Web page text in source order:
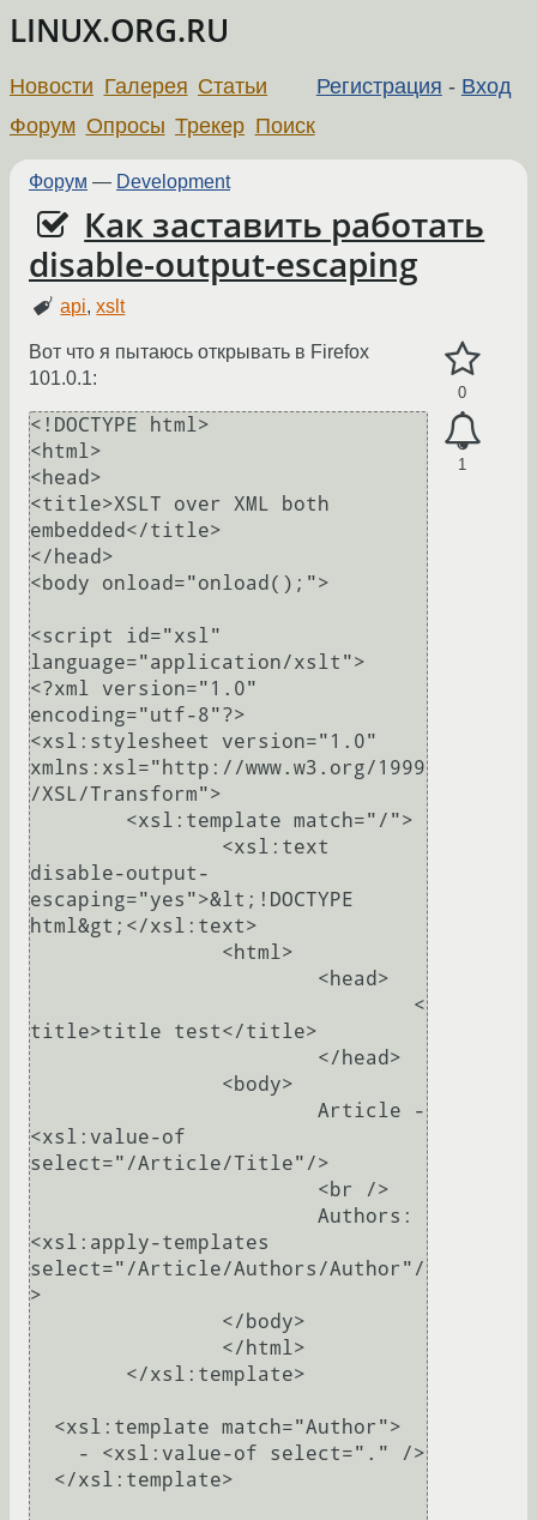
LINUX.ORG.RU
Регистрация - Вход
Новости Галерея Статьи
Форум Опросы Трекер Поиск
Форум — Development
Как заставить работать
disable-output-escaping
api,xslt
0
1
Вот что я пытаюсь открывать в Firefox
101.0.1:
<!DOCTYPE html>
<html>
<head>
<title>XSLT over XML both
embedded</title>
</head>
<body onload="onload();">
<script id="xsl"
language="application/xslt">
<?xml version="1.0"
encoding="utf-8"?>
<xsl:stylesheet version="1.0"
xmlns:xsl="http://www.w3.org/1999
/XSL/Transform">
disable-output-
escaping="yes">&lt;!DOCTYPE
html&gt;</xsl:text>
title>title test</title>
<xsl:value-of
select="/Article/Title"/>
<xsl:apply-templates
select="/Article/Authors/Author"/
>